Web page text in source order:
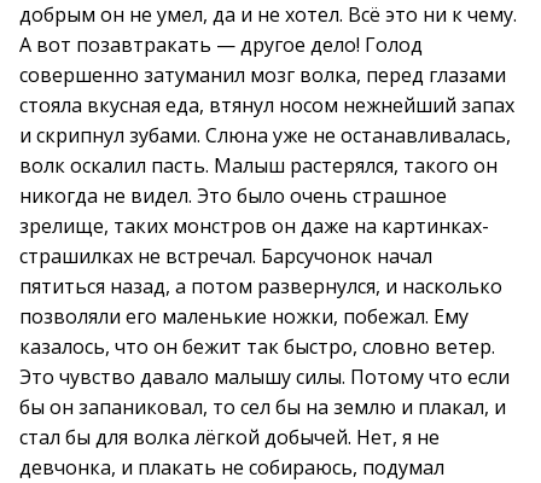
добрым он не умел, да и не хотел. Всё это ни к чему.
А вот позавтракать — другое дело! Голод
совершенно затуманил мозг волка, перед глазами
стояла вкусная еда, втянул носом нежнейший запах
и скрипнул зубами. Слюна уже не останавливалась,
волк оскалил пасть. Малыш растерялся, такого он
никогда не видел. Это было очень страшное
зрелище, таких монстров он даже на картинках-
страшилках не встречал. Барсучонок начал
пятиться назад, а потом развернулся, и насколько
позволяли его маленькие ножки, побежал. Ему
казалось, что он бежит так быстро, словно ветер.
Это чувство давало малышу силы. Потому что если
бы он запаниковал, то сел бы на землю и плакал, и
стал бы для волка лёгкой добычей. Нет, я не
девчонка, и плакать не собираюсь, подумал